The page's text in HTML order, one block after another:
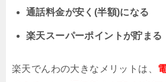
通話料金が安く(半額)になる
楽天スーパーポイントが貯まる
楽天でんわの大きなメリットは、